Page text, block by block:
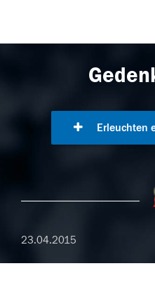
Erleuchten
23.04.2015